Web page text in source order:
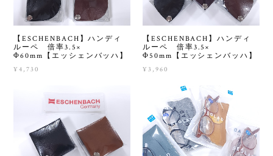
【ESCHENBACH】ハンディ
ルーペ 倍率3.5×
Φ60mm【エッシェンバッハ】
¥4,730
【ESCHENBACH】ハンディ
ルーペ 倍率3.5×
Φ50mm【エッシェンバッハ】
¥3,960